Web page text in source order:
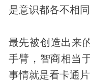
是意识都各不相同
最先被创造出来
手臂，智商相当
事情就是看卡通片